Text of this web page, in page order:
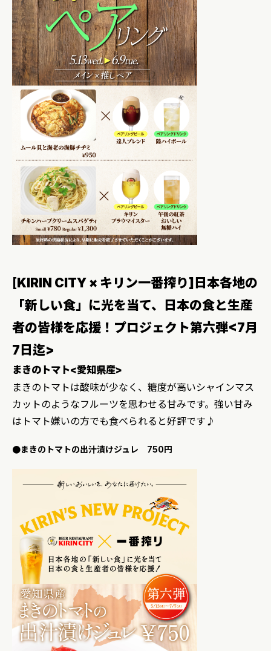
[ KIRIN CITY × キリン一番搾り]日本各地の
「新しい食」に光を当て、日本の食と生産
者の皆様を応援！プロジェクト第六弾<7月
7日迄>
まきのトマト<愛知県産>
まきのトマトは酸味が少なく、糖度が高いシャインマス
カットのようなフルーツを思わせる甘みです。強い甘み
はトマト嫌いの方でも食べられると好評です♪
●まきのトマトの出汁漬けジュレ 750円